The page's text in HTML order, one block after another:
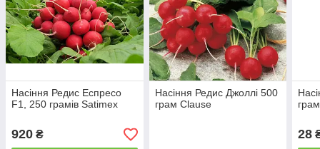
Насіння Редис Еспресо
F1, 250 грамів Satimex
920 ₴
Насіння Редис Джоллі 500
грам Clause
28